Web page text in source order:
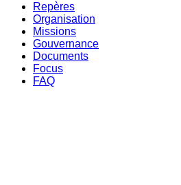
Repères
Organisation
Missions
Gouvernance
Documents
Focus
FAQ